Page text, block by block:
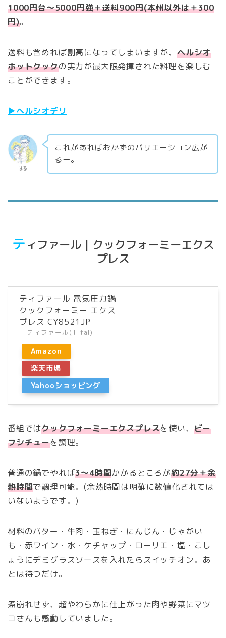
1000円台〜5000円強＋送料900円(本州以外は＋300
円)。
送料も含めれば割高になってしまいますが、 ヘルシオ
ホットクックの実力が最大限発揮された料理を楽しむ
ことができます。
▶︎ヘルシオデリ
はる
これがあればおかずのバリエーション広が
るー。
ティファール｜クックフォーミーエクス
プレス
ティファール 電気圧力鍋
クックフォーミー エクス
プレス CY8521JP
ティファール(T-fal)
Amazon
楽天市場
Yahooショッピング
番組ではクックフォーミーエクスプレスを使い、 ビー
フシチューを調理。
普通の鍋でやれば3〜4時間かかるところが約27分＋余
熱時間で調理可能。(余熱時間は明確に数値化されては
いないようです。)
材料のバター・牛肉・玉ねぎ・にんじん・じゃがい
も・赤ワイン・水・ケチャップ・ローリエ・塩・こし
ょうにデミグラスソースを入れたらスイッチオン。あ
とは待つだけ。
煮崩れせず、超やわらかに仕上がった肉や野菜にマツ
コさんも感動していました。